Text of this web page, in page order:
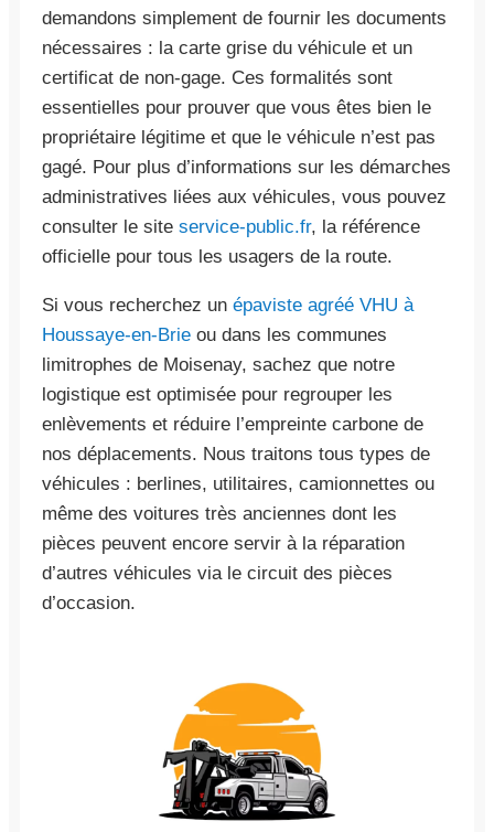
demandons simplement de fournir les documents
nécessaires : la carte grise du véhicule et un
certificat de non-gage. Ces formalités sont
essentielles pour prouver que vous êtes bien le
propriétaire légitime et que le véhicule n’est pas
gagé. Pour plus d’informations sur les démarches
administratives liées aux véhicules, vous pouvez
consulter le site service-public.fr, la référence
officielle pour tous les usagers de la route.
Si vous recherchez un épaviste agréé VHU à
Houssaye-en-Brie ou dans les communes
limitrophes de Moisenay, sachez que notre
logistique est optimisée pour regrouper les
enlèvements et réduire l’empreinte carbone de
nos déplacements. Nous traitons tous types de
véhicules : berlines, utilitaires, camionnettes ou
même des voitures très anciennes dont les
pièces peuvent encore servir à la réparation
d’autres véhicules via le circuit des pièces
d’occasion.